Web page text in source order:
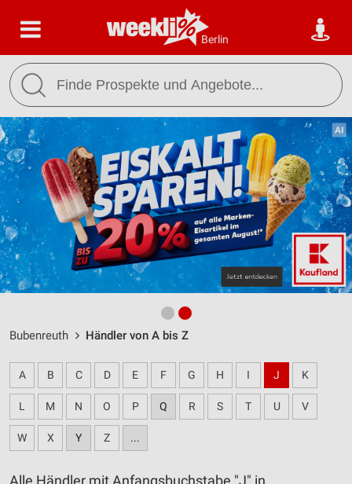
Berlin
Bubenreuth Händler von A bis Z
A B C D E F G H I J K
L M N O P Q R S T U V
W X Y Z ...
Alle Händler mit Anfangsbuchstabe "J" in